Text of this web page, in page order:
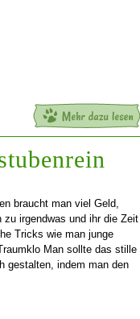
braucht man viel Geld,
irgendwas und ihr die Zeit
Tricks wie man junge
Man sollte das stille
gestalten, indem man den